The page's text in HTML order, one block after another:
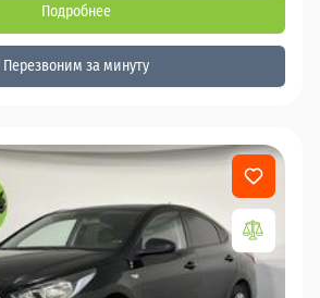
Подробнее
Перезвоним за минуту